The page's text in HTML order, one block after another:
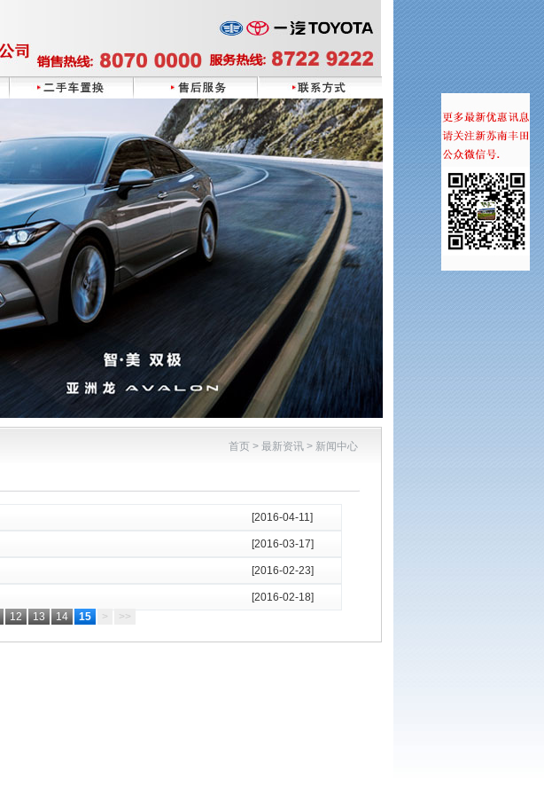
首页 > 最新资讯 > 新闻中心
[2016-04-11]
[2016-03-17]
[2016-02-23]
[2016-02-18]
12 13 14 15 > >>